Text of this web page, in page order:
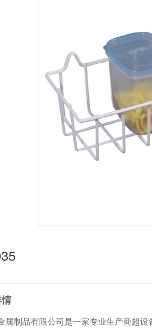
属制品有限公司是一家专业生产商超